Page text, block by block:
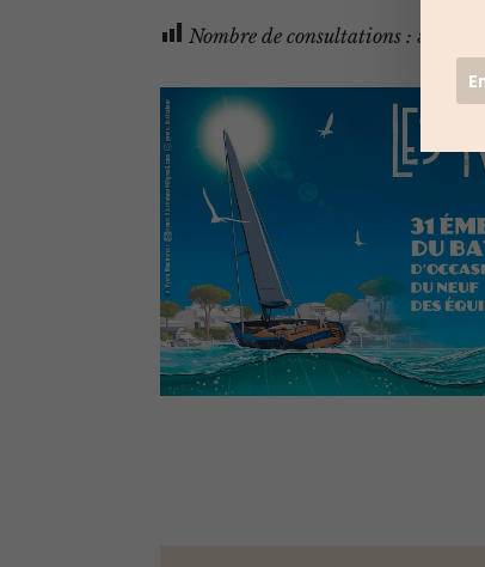
Nombre de consultations : 583